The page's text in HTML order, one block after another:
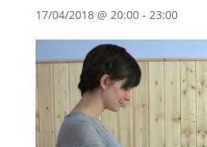
17/04/2018 @ 20:00- 23:00